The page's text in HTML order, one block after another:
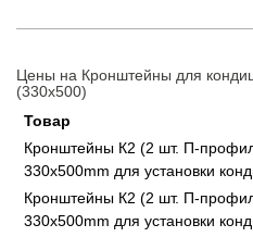
Цены на Кронштейны для
(330x500)
Товар
Кронштейны К2 (2 шт. П-
330x500mm для установки
Кронштейны К2 (2 шт. П-
330x500mm для установки